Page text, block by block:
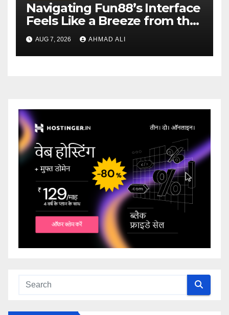
Navigating Fun88’s Interface
Feels Like a Breeze from the
Start
AUG 7, 2026 AHMAD ALI